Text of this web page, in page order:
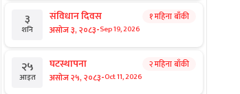
३
शनि
संविधान दिवस
असोज ३, २०८३-Sep 19, 2026
१ महिना बाँकी
२५
आइत
घटस्थापना
असोज २५, २०८३-Oct 11, 2026
२ महिना बाँकी